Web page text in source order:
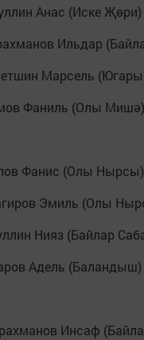
Анас (Иске Җөри)
Ильдар
Марсель
Фаниль (Олы Мишә)
Фанис (Олы Нырсы)
Эмиль (Олы
Нияз (Байлар
Адель (Баландыш)
Инсаф